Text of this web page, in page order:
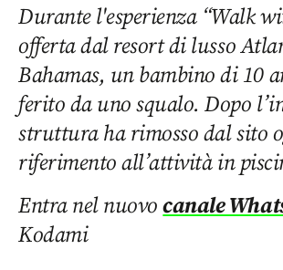
Durante l'esperienza “Walk
offerta dal resort di lusso
Bahamas, un bambino di 10
ferito da uno squalo. Dopo
struttura ha rimosso dal sito
riferimento all’attività in
Entra nel nuovocanale
Kodami